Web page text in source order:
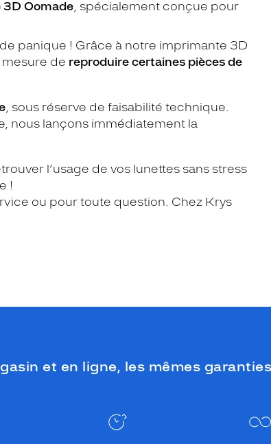
Oomade, spécialement conçue pour
panique ! Grâce à notre imprimante 3D
de reproduire certaines pièces de
, sous réserve de faisabilité technique.
nous lançons immédiatement la
l’usage de vos lunettes sans stress
!
ou pour toute question. Chez Krys
et en ligne, les mêmes